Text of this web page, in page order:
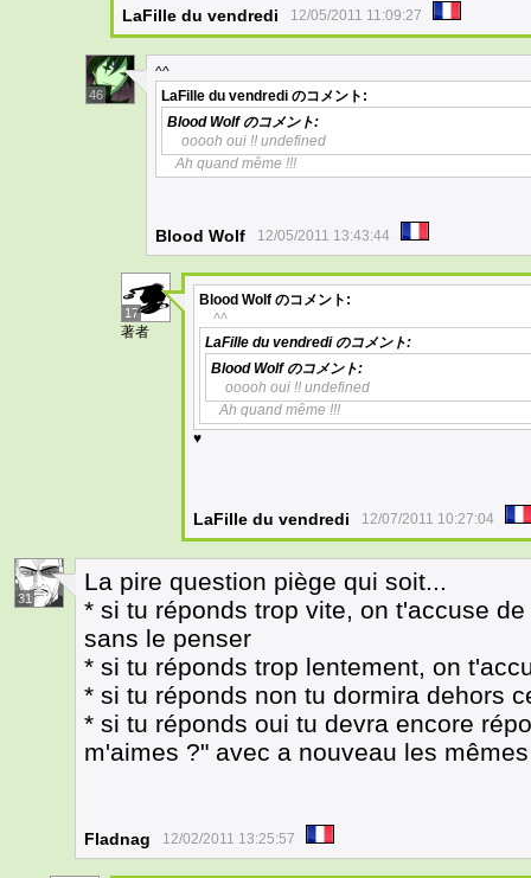
LaFille du vendredi 12/05/2011 11:09:27
46
^^
LaFille du vendredi のコメント:
Blood Wolfのコメント:
ooooh oui !! undefined
Ah quand même !!!
Blood Wolf 12/05/2011 13:43:44
17
著者
Blood Wolf のコメント:
^^
LaFille du vendrediのコメント:
Blood Wolfのコメント:
ooooh oui !! undefined
Ah quand même !!!
♥
LaFille du vendredi 12/07/2011 10:27:04
31
La pire question piège qui soit...
* si tu réponds trop vite, on t'accuse
sans le penser
* si tu réponds trop lentement, on
* si tu réponds non tu dormira dehors
* si tu réponds oui tu devra encore
m'aimes ?" avec a nouveau les
Fladnag 12/02/2011 13:25:57